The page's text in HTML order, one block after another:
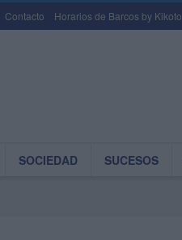
Contacto Horarios de Barcos by Kikoto
SOCIEDAD SUCESOS